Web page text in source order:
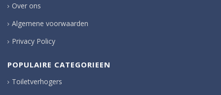
Over ons
Algemene voorwaarden
Privacy Policy
POPULAIRE CATEGORIEEN
Toiletverhogers